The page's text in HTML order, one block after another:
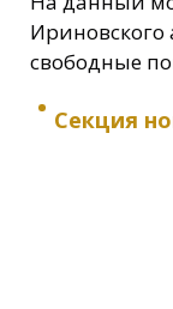
Ириновского
свободные
Секция